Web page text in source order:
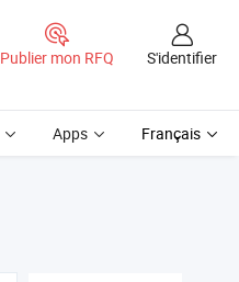
Publier mon RFQ S'identifier
Apps Français